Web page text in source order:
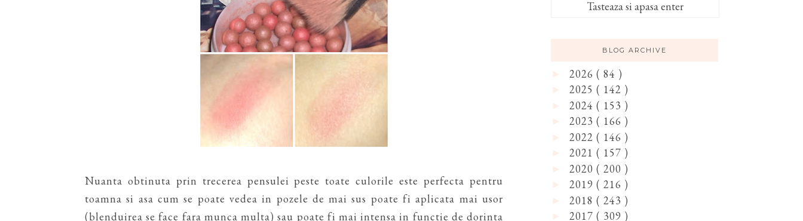
Nuanta obtinuta prin trecerea pensulei peste toate culorile este perfecta pentru
toamna si asa cum se poate vedea in pozele de mai sus poate fi aplicata mai usor
(blenduirea se face fara munca multa) sau poate fi mai intensa in functie de dorinta
BLOG ARCHIVE
2026 ( 84 )
2025 ( 142 )
2024 ( 153 )
2023 ( 166 )
2022 ( 146 )
2021 ( 157 )
2020 ( 200 )
2019 ( 216 )
2018 ( 243 )
2017 ( 309 )